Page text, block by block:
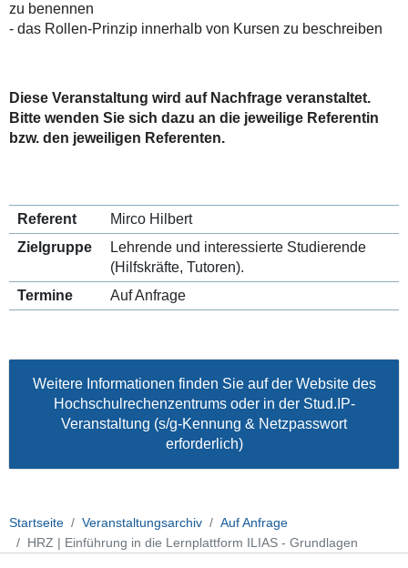
zu benennen
- das Rollen-Prinzip innerhalb von Kursen zu beschreiben
Diese Veranstaltung wird auf Nachfrage veranstaltet.
Bitte wenden Sie sich dazu an die jeweilige Referentin
bzw. den jeweiligen Referenten.
Referent
Mirco Hilbert
Zielgruppe
Lehrende und interessierte Studierende
(Hilfskräfte, Tutoren).
Termine
Auf Anfrage
Weitere Informationen finden Sie auf der Website des
Hochschulrechenzentrumsoder in der Stud.IP-
Veranstaltung (s/g-Kennung & Netzpasswort
erforderlich)
Startseite Veranstaltungsarchiv
Auf Anfrage
HRZ | Einführung in die Lernplattform ILIAS - Grundlagen